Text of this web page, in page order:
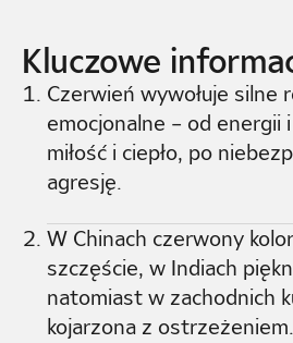
Kluczowe
Czerwień wywołuje silne
emocjonalne – od energii
miłość i ciepło, po
agresję.
W Chinach czerwony
szczęście, w Indiach
natomiast w zachodnich
kojarzona z ostrzeżeniem.